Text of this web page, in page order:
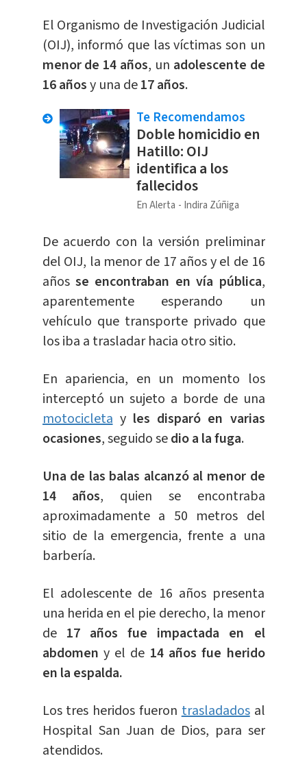
El Organismo de Investigación Judicial
(OIJ), informó que las víctimas son un
menor de 14 años, un adolescente de
16 añosy una de17 años.
Te Recomendamos
Doble homicidio en
Hatillo: OIJ
identifica a los
fallecidos
En Alerta Indira Zúñiga
De acuerdo con la versión preliminar
del OIJ, la menor de 17 años y el de 16
años se encontraban en vía pública,
aparentemente esperando un
vehículo que transporte privado que
los iba a trasladar hacia otro sitio.
En apariencia, en un momento los
interceptó un sujeto a borde de una
motocicletayles disparó en varias
ocasiones, seguido sedio a la fuga.
Una de las balas alcanzó al menor de
14 años, quien se encontraba
aproximadamente a 50 metros del
sitio de la emergencia, frente a una
barbería.
El adolescente de 16 años presenta
una herida en el pie derecho, la menor
de 17 años fue impactada en el
abdomen y el de 14 años fue herido
en la espalda.
Los tres heridos fuerontrasladadosal
Hospital San Juan de Dios, para ser
atendidos.